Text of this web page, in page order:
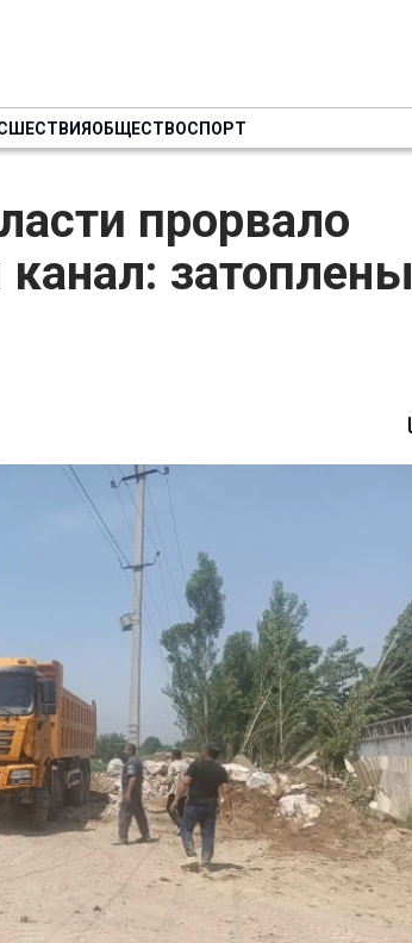
ОБЩЕСТВОСПОРТ
прорвало
затоплены